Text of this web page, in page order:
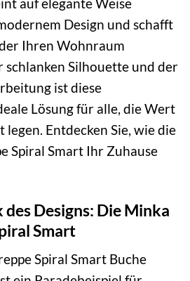
Design und schafft
Ihren Wohnraum
Silhouette und der
ist diese
Lösung für alle, die Wert
Entdecken Sie, wie die
Spiral Smart Ihr Zuhause
Designs: Die Minka
Smart
Spiral Smart Buche